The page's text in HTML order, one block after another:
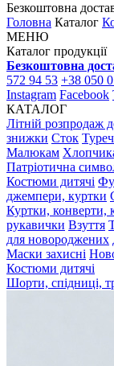
Безкоштовна
Головна Каталог
МЕНЮ
Каталог продукції
Безкоштовна
572 94 53 +38 050
Instagram Facebook
КАТАЛОГ
Літній розпродаж
знижки Сток
Малюкам
Патріотична
Костюми дитячі
джемпери, куртки
Куртки, конверти,
рукавички Взуття
для новороджених
Маски захисні
Костюми дитячі
Шорти, спідниці,